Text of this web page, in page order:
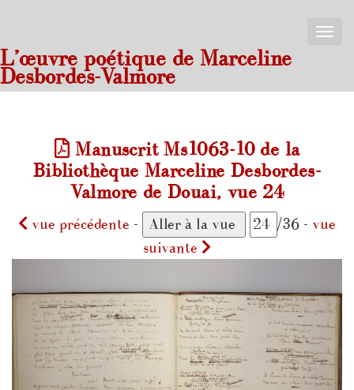
Toggle
L’œuvre poétique de Marceline
Desbordes-Valmore
Manuscrit Ms1063-10 de la
Bibliothèque Marceline Desbordes-
Valmore de Douai, vue 24
vue précédente - /36 - vue
suivante